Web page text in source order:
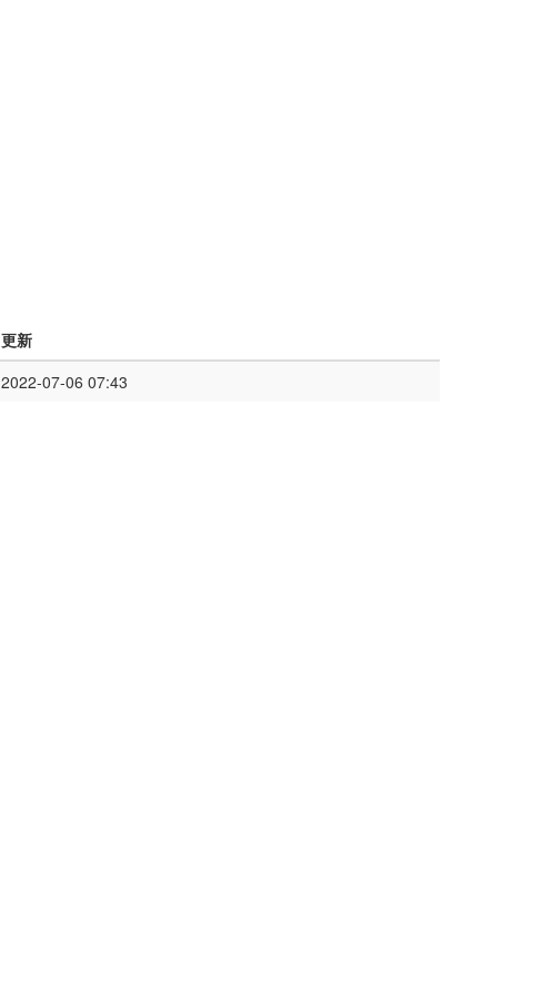
更新
2022-07-06 07:43